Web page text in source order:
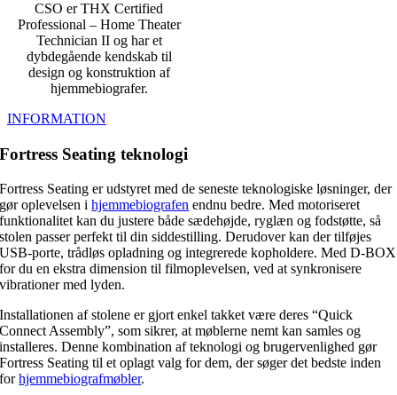
CSO er THX Certified
Professional – Home Theater
Technician II og har et
dybdegående kendskab til
design og konstruktion af
hjemmebiografer.
INFORMATION
Fortress Seating teknologi
Fortress Seating er udstyret med de seneste teknologiske løsninger, der
gør oplevelsen ihjemmebiografen endnu bedre. Med motoriseret
funktionalitet kan du justere både sædehøjde, ryglæn og fodstøtte, så
stolen passer perfekt til din siddestilling. Derudover kan der tilføjes
USB-porte, trådløs opladning og integrerede kopholdere. Med D-BOX
for du en ekstra dimension til filmoplevelsen, ved at synkronisere
vibrationer med lyden.
Installationen af stolene er gjort enkel takket være deres “Quick
Connect Assembly”, som sikrer, at møblerne nemt kan samles og
installeres. Denne kombination af teknologi og brugervenlighed gør
Fortress Seating til et oplagt valg for dem, der søger det bedste inden
forhjemmebiografmøbler.